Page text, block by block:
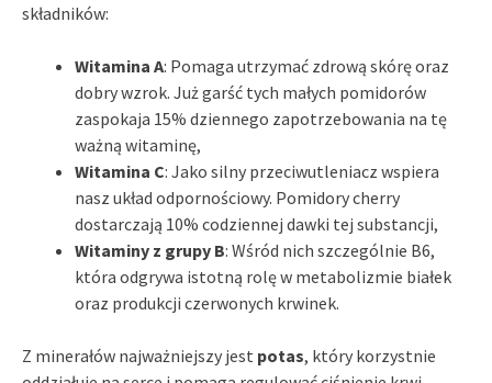
składników:
Witamina A: Pomaga utrzymać zdrową skórę oraz
dobry wzrok. Już garść tych małych pomidorów
zaspokaja 15% dziennego zapotrzebowania na tę
ważną witaminę,
Witamina C: Jako silny przeciwutleniacz wspiera
nasz układ odpornościowy. Pomidory cherry
dostarczają 10% codziennej dawki tej substancji,
Witaminy z grupy B: Wśród nich szczególnie B6,
która odgrywa istotną rolę w metabolizmie białek
oraz produkcji czerwonych krwinek.
Z minerałów najważniejszy jest potas, który korzystnie